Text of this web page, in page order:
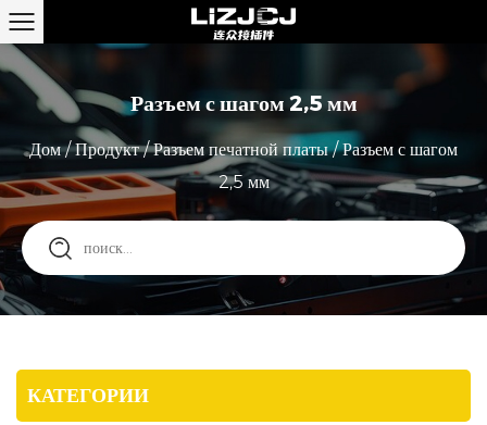
Разъем с шагом 2,5 мм
Дом/Продукт/Разъем печатной платы/Разъем с шагом
2,5 мм
КАТЕГОРИИ